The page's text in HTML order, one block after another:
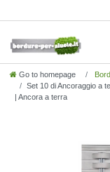
Go to homepage
Set 10 di Ancoraggio a
| Ancora a terra